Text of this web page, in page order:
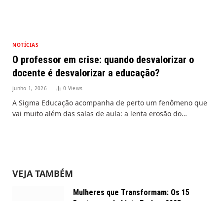
NOTÍCIAS
O professor em crise: quando desvalorizar o
docente é desvalorizar a educação?
junho 1, 2026 0 Views
A Sigma Educação acompanha de perto um fenômeno que
vai muito além das salas de aula: a lenta erosão do…
VEJA TAMBÉM
Mulheres que Transformam: Os 15